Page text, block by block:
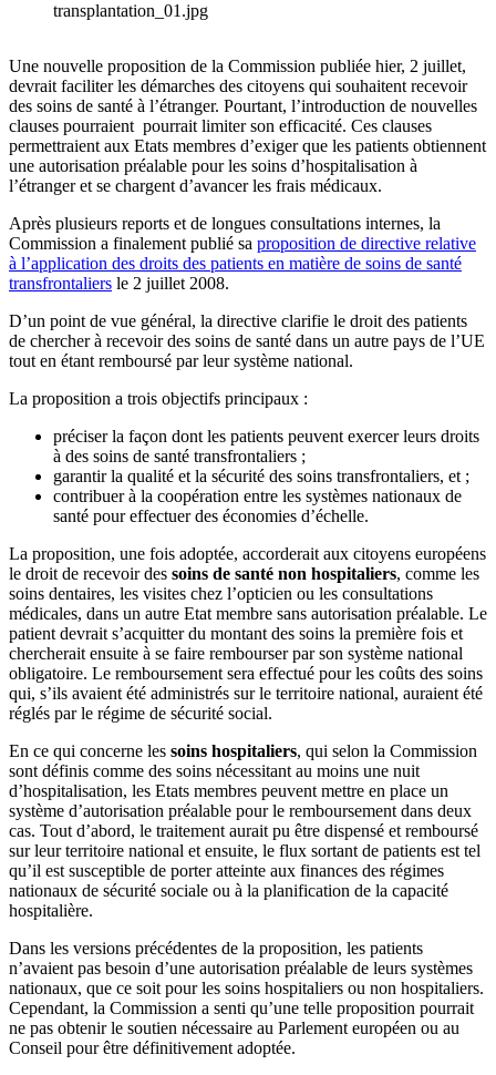
transplantation_01.jpg
Une nouvelle proposition de la Commission publiée hier, 2 juillet,
devrait faciliter les démarches des citoyens qui souhaitent recevoir
des soins de santé à l’étranger. Pourtant, l’introduction de nouvelles
clauses pourraient pourrait limiter son efficacité. Ces clauses
permettraient aux Etats membres d’exiger que les patients obtiennent
une autorisation préalable pour les soins d’hospitalisation à
l’étranger et se chargent d’avancer les frais médicaux.
Après plusieurs reports et de longues consultations internes, la
Commission a finalement publié sa proposition de directive relative
à l’application des droits des patients en matière de soins de santé
transfrontaliers le 2 juillet 2008.
D’un point de vue général, la directive clarifie le droit des patients
de chercher à recevoir des soins de santé dans un autre pays de l’UE
tout en étant remboursé par leur système national.
La proposition a trois objectifs principaux :
préciser la façon dont les patients peuvent exercer leurs droits
à des soins de santé transfrontaliers ;
garantir la qualité et la sécurité des soins transfrontaliers, et ;
contribuer à la coopération entre les systèmes nationaux de
santé pour effectuer des économies d’échelle.
La proposition, une fois adoptée, accorderait aux citoyens européens
le droit de recevoir des soins de santé non hospitaliers, comme les
soins dentaires, les visites chez l’opticien ou les consultations
médicales, dans un autre Etat membre sans autorisation préalable. Le
patient devrait s’acquitter du montant des soins la première fois et
chercherait ensuite à se faire rembourser par son système national
obligatoire. Le remboursement sera effectué pour les coûts des soins
qui, s’ils avaient été administrés sur le territoire national, auraient été
réglés par le régime de sécurité social.
En ce qui concerne les soins hospitaliers, qui selon la Commission
sont définis comme des soins nécessitant au moins une nuit
d’hospitalisation, les Etats membres peuvent mettre en place un
système d’autorisation préalable pour le remboursement dans deux
cas. Tout d’abord, le traitement aurait pu être dispensé et remboursé
sur leur territoire national et ensuite, le flux sortant de patients est tel
qu’il est susceptible de porter atteinte aux finances des régimes
nationaux de sécurité sociale ou à la planification de la capacité
hospitalière.
Dans les versions précédentes de la proposition, les patients
n’avaient pas besoin d’une autorisation préalable de leurs systèmes
nationaux, que ce soit pour les soins hospitaliers ou non hospitaliers.
Cependant, la Commission a senti qu’une telle proposition pourrait
ne pas obtenir le soutien nécessaire au Parlement européen ou au
Conseil pour être définitivement adoptée.